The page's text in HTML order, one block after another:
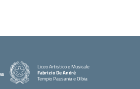
Liceo Artistico e Musicale
Fabrizio De Andrè
Tempio Pausania e Olbia
— Visita la pagina iniziale della scuola